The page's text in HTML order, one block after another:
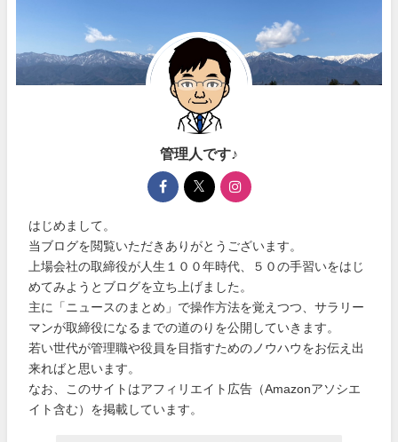
管理人です♪
はじめまして。
当ブログを閲覧いただきありがとうございます。
上場会社の取締役が人生１００年時代、５０の手習いをはじ
めてみようとブログを立ち上げました。
主に「ニュースのまとめ」で操作方法を覚えつつ、サラリー
マンが取締役になるまでの道のりを公開していきます。
若い世代が管理職や役員を目指すためのノウハウをお伝え出
来ればと思います。
なお、このサイトはアフィリエイト広告（Amazonアソシエ
イト含む）を掲載しています。